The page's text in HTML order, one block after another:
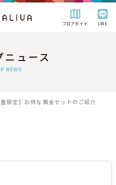
フロアガイド LINE
ニュース
NEWS
量限定】お得な黄金セットのご紹介